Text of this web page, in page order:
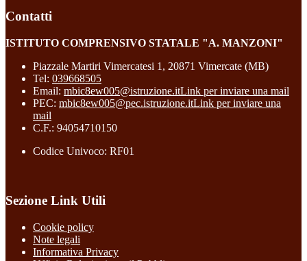
Contatti
ISTITUTO COMPRENSIVO STATALE "A. MANZONI"
Piazzale Martiri Vimercatesi 1, 20871 Vimercate (MB)
Tel: 039668505
Email: mbic8ew005@istruzione.itLink per inviare una mail
PEC: mbic8ew005@pec.istruzione.itLink per inviare una
mail
C.F.: 94054710150
Codice Univoco: RF01
Sezione Link Utili
Cookie policy
Note legali
Informativa Privacy